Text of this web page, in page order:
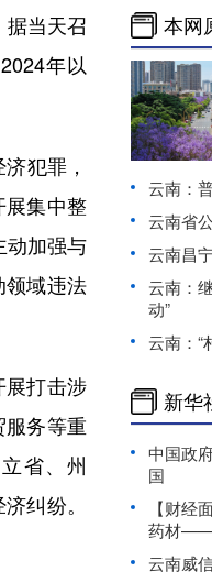
当天召
年以
犯罪，
集中整
动加强与
域违法
打击涉
务等重
省、州
纠纷。
本网
云南：
云南省
云南昌
云南：
动”
云南：“
新华
中国政
国
【财经
药材——
云南威